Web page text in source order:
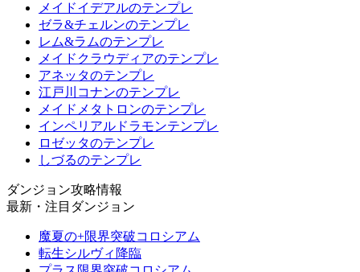
メイドイデアルのテンプレ
ゼラ&チェルンのテンプレ
レム&ラムのテンプレ
メイドクラウディアのテンプレ
アネッタのテンプレ
江戸川コナンのテンプレ
メイドメタトロンのテンプレ
インペリアルドラモンテンプレ
ロゼッタのテンプレ
しづるのテンプレ
ダンジョン攻略情報
最新・注目ダンジョン
魔夏の+限界突破コロシアム
転生シルヴィ降臨